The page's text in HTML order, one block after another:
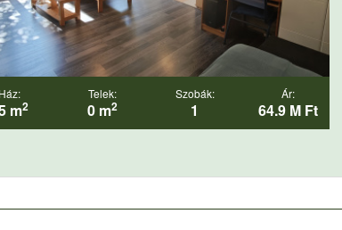
m2
Telek:
0 m2
Szobák:
1
Ár:
64.9 M Ft